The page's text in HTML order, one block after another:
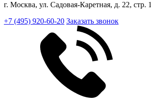
г. Москва, ул. Садовая-Каретная, д. 22, стр. 1
+7 (495) 920-60-20 Заказать звонок